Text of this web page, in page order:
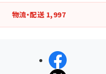
物流・配送 1,997